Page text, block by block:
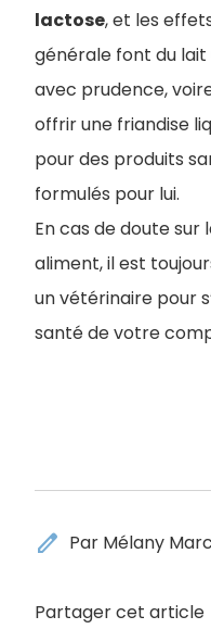
lactose, et les
générale font du
avec prudence,
offrir une friandise
pour des produits
formulés pour lui.
En cas de doute
aliment, il est
un vétérinaire pour
santé de votre
edit Par Mélany
Partager cet article